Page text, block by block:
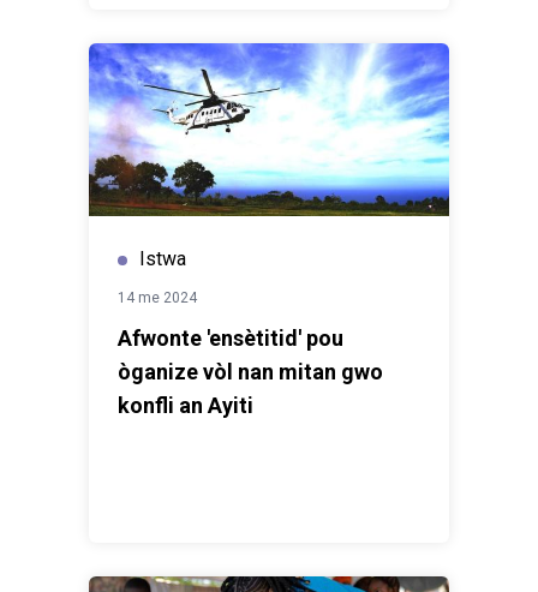
Istwa
14 me 2024
Afwonte 'ensètitid' pou
òganize vòl nan mitan gwo
konfli an Ayiti